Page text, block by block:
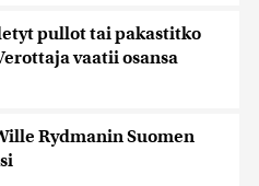
pullot tai pakastitko
vaatii osansa
Rydmanin Suomen